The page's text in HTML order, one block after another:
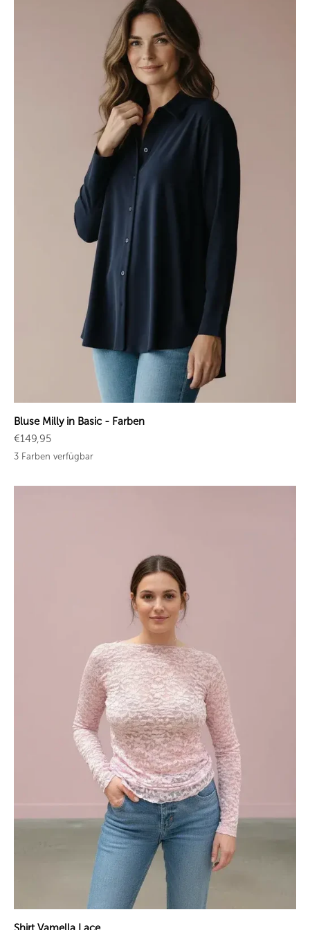
Bluse Milly in Basic - Farben
Angebot
€149,95
3 Farben verfügbar